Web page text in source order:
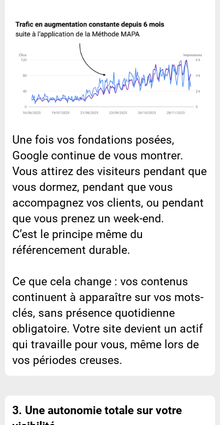
Une fois vos fondations posées,
Google continue de vous montrer.
Vous attirez des visiteurs pendant que
vous dormez, pendant que vous
accompagnez vos clients, ou pendant
que vous prenez un week-end.
C’est le principe même du
référencement durable.
Ce que cela change : vos contenus
continuent à apparaître sur vos mots-
clés, sans présence quotidienne
obligatoire. Votre site devient un actif
qui travaille pour vous, même lors de
vos périodes creuses.
3. Une autonomie totale sur votre